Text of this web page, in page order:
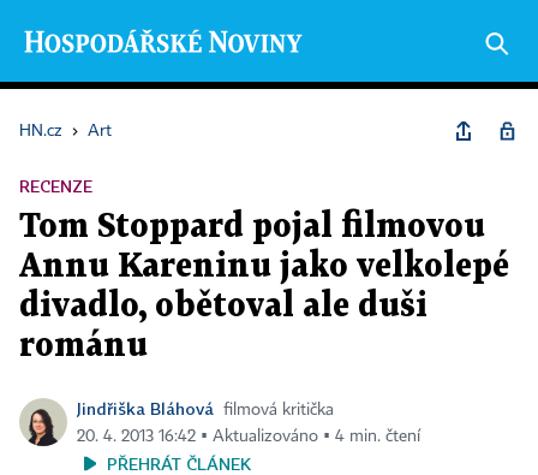
HN.cz › Art
RECENZE
Tom Stoppard pojal filmovou
Annu Kareninu jako velkolepé
divadlo, obětoval ale duši
románu
Jindřiška Bláhová
filmová kritička
20. 4. 2013 16:42 ▪ Aktualizováno ▪ 4 min. čtení
PŘEHRÁT ČLÁNEK